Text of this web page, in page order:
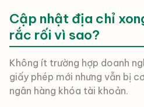
Cập nhật địa chỉ
rắc rối vì sao?
Không ít trường hợp doanh
giấy phép mới nhưng vẫn bị
ngân hàng khóa tài khoản.